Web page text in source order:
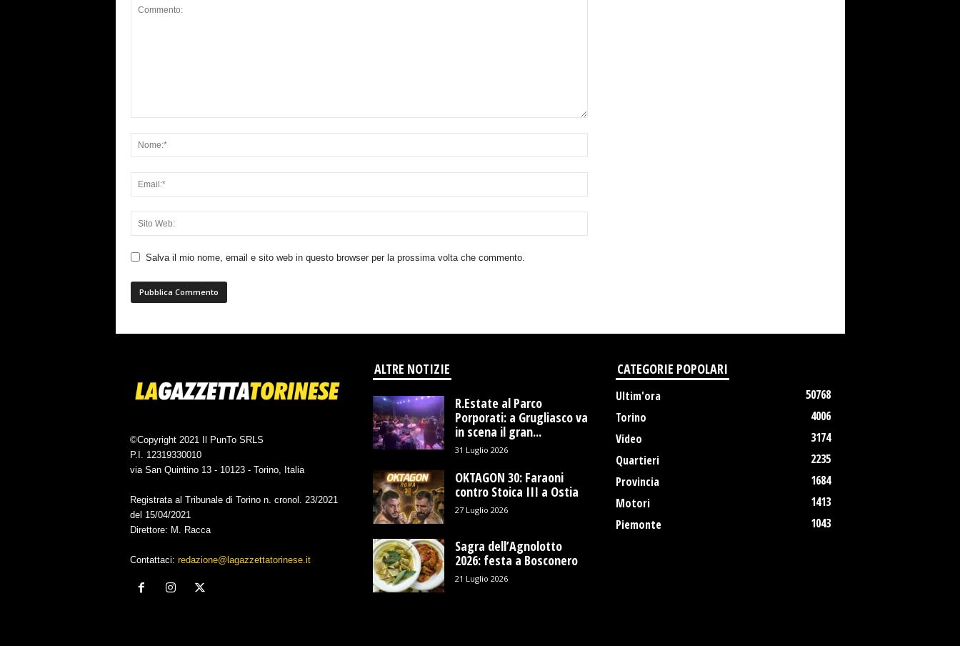
Salva il mio nome, email e sito web in questo browser per la prossima volta che commento.
©Copyright 2021 Il PunTo SRLS
P.I. 12319330010
via San Quintino 13 - 10123 - Torino, Italia
Registrata al Tribunale di Torino n. cronol. 23/2021
del 15/04/2021
Direttore: M. Racca
Contattaci: redazione@lagazzettatorinese.it
ALTRE NOTIZIE
R.Estate al Parco
Porporati: a Grugliasco va
in scena il gran...
31 Luglio 2026
OKTAGON 30: Faraoni
contro Stoica III a Ostia
27 Luglio 2026
Sagra dell’Agnolotto
2026: festa a Bosconero
21 Luglio 2026
CATEGORIE POPOLARI
Ultim'ora
50768
Torino
4006
Video
3174
Quartieri
2235
Provincia
1684
Motori
1413
Piemonte
1043